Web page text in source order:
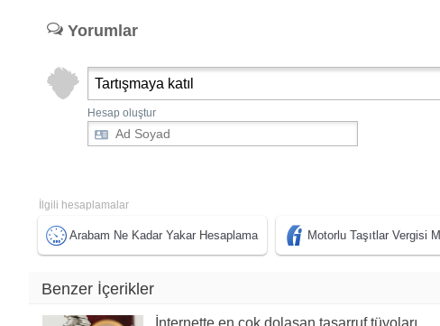
Yorumlar
Tartışmaya katıl
Hesap oluştur
İlgili hesaplamalar
Arabam Ne Kadar Yakar Hesaplama Motorlu Taşıtlar Vergisi
Benzer İçerikler
İnternette en çok dolaşan tasarruf tüyoları